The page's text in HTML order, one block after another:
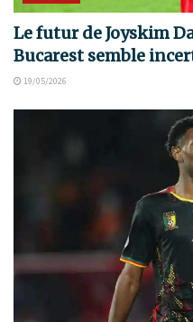
Le futur de Joyskim
Bucarest semble
19/05/2026